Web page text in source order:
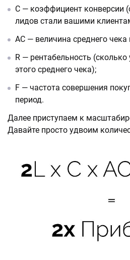
C — коэффициент конверсии
лидов стали вашими
AC — величина среднего
R — рентабельность
этого среднего чека);
F — частота совершения
период.
Далее приступаем к
Давайте просто удвоим